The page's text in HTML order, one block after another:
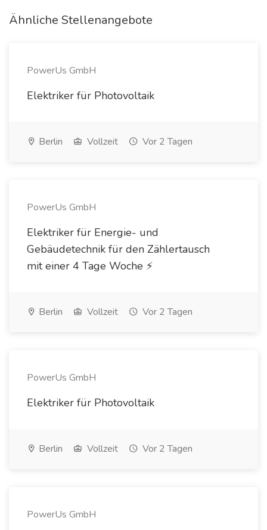
Ähnliche Stellenangebote
PowerUs GmbH
Elektriker für Photovoltaik
Berlin Vollzeit Vor 2 Tagen
PowerUs GmbH
Elektriker für Energie- und
Gebäudetechnik für den Zählertausch
mit einer 4 Tage Woche ⚡️
Berlin Vollzeit Vor 2 Tagen
PowerUs GmbH
Elektriker für Photovoltaik
Berlin Vollzeit Vor 2 Tagen
PowerUs GmbH